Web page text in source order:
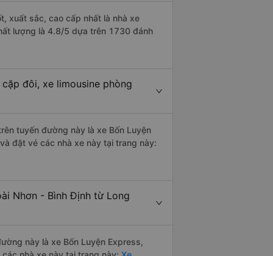
xuất sắc, cao cấp nhất là nhà xe
lượng là 4.8/5 dựa trên 1730 đánh
đôi, xe limousine phòng
tuyến đường này là xe Bốn Luyện
đặt vé các nhà xe này tại trang này:
Nhơn - Bình Định từ Long
này là xe Bốn Luyện Express,